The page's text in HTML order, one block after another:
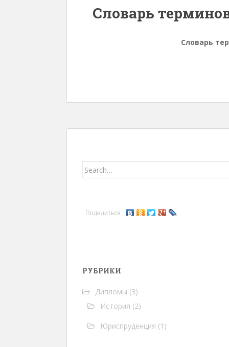
Словарь
Словарь
Search for:
Поделиться
РУБРИКИ
Дипломы (3)
История (2)
Юриспруденция (1)